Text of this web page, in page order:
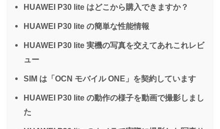
HUAWEI P30 lite はどこから購入できますか？
HUAWEI P30 lite の簡単な性能情報
HUAWEI P30 lite 実機の写真を交えてあれこれレビ
ュー
SIM は「OCN モバイル ONE」を契約しています
HUAWEI P30 lite の動作の様子を動画で撮影しまし
た